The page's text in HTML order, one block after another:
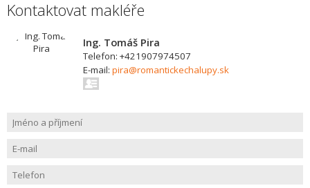
Kontaktovat makléře
Ing. Tomáš Pira
Telefon: +421907974507
E-mail: pira@romantickechalupy.sk